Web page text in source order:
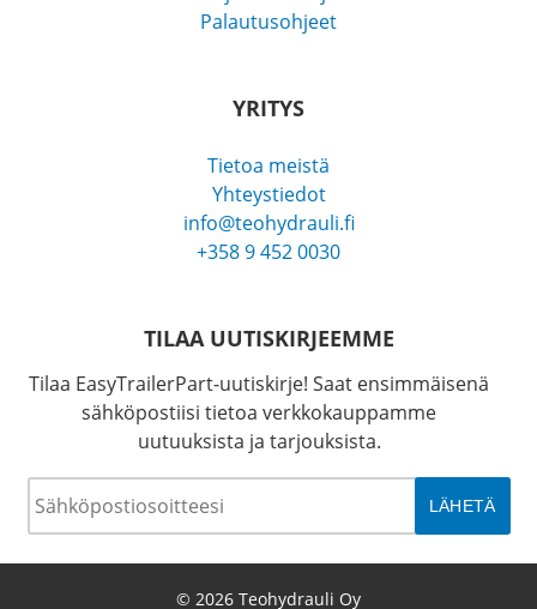
Palautusohjeet
YRITYS
Tietoa meistä
Yhteystiedot
info@teohydrauli.fi
+358 9 452 0030
TILAA UUTISKIRJEEMME
Tilaa EasyTrailerPart-uutiskirje! Saat ensimmäisenä
sähköpostiisi tietoa verkkokauppamme
uutuuksista ja tarjouksista.
© 2026 Teohydrauli Oy